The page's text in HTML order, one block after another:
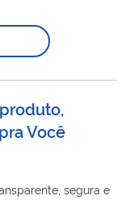
respeitado os
de 4 ou
Você
segura e